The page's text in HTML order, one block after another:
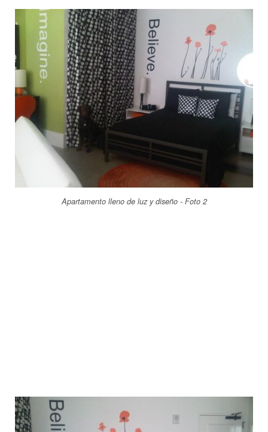
Apartamento lleno de luz y diseño - Foto 2